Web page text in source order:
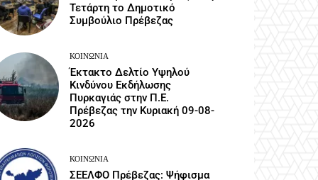
Τετάρτη το Δημοτικό
Συμβούλιο Πρέβεζας
ΚΟΙΝΩΝΙΑ
Έκτακτο Δελτίο Υψηλού
Κινδύνου Εκδήλωσης
Πυρκαγιάς στην Π.Ε.
Πρέβεζας την Κυριακή 09-08-
2026
ΚΟΙΝΩΝΙΑ
ΣΕΕΛΦΟ Πρέβεζας: Ψήφισμα